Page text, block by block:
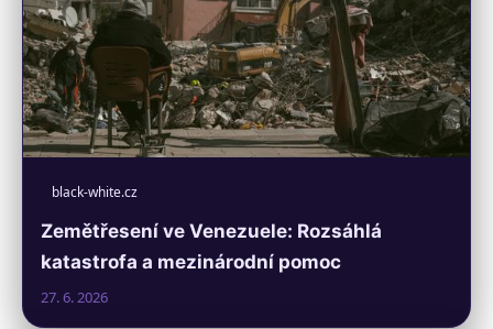
black-white.cz
Zemětřesení ve Venezuele: Rozsáhlá
katastrofa a mezinárodní pomoc
27. 6. 2026